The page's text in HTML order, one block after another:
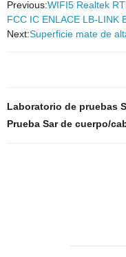
Previous:WIFI5 Realtek
FCC IC ENLACE LB-LINK
Next:Superficie mate de
Laboratorio de pruebas
Prueba Sar de cuerpo/